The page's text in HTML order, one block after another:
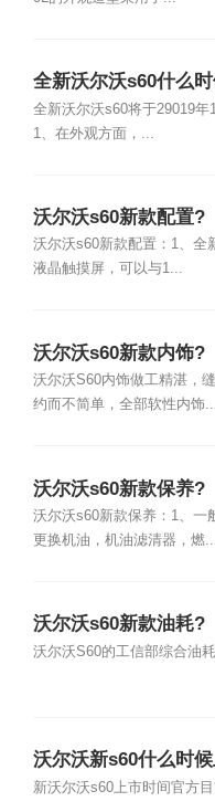
全新沃尔沃s60什么
全新沃尔沃s60将于29019年
1、在外观方面，...
沃尔沃s60新款配置?
沃尔沃s60新款配置：1、全
液晶触摸屏，可以与1...
沃尔沃s60新款内饰?
沃尔沃S60内饰做工精湛，
约而不简单，全部软性内饰
沃尔沃s60新款保养?
沃尔沃s60新款保养：1、一
更换机油，机油滤清器，燃
沃尔沃s60新款油耗?
沃尔沃S60的工信部综合油
沃尔沃新s60什么时
新沃尔沃s60上市时间官方